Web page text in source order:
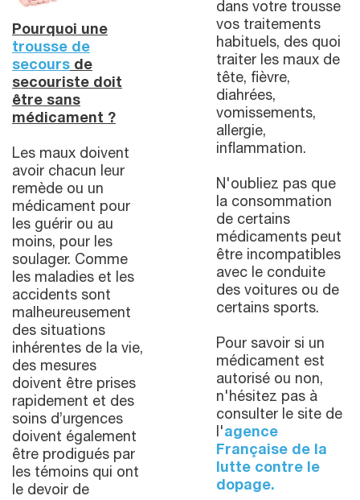
Pourquoi une
trousse de
secours de
secouriste doit
être sans
médicament ?
Les maux doivent
avoir chacun leur
remède ou un
médicament pour
les guérir ou au
moins, pour les
soulager. Comme
les maladies et les
accidents sont
malheureusement
des situations
inhérentes de la vie,
des mesures
doivent être prises
rapidement et des
soins d’urgences
doivent également
être prodigués par
les témoins qui ont
le devoir de
dans votre trousse
vos traitements
habituels, des quoi
traiter les maux de
tête, fièvre,
diahrées,
vomissements,
allergie,
inflammation.
N'oubliez pas que
la consommation
de certains
médicaments peut
être incompatibles
avec le conduite
des voitures ou de
certains sports.
Pour savoir si un
médicament est
autorisé ou non,
n'hésitez pas à
consulter le site de
l'agence
Française de la
lutte contre le
dopage.